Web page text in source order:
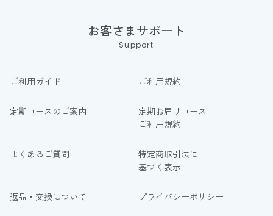
お客さまサポート
Support
ご利用ガイド ご利用規約
定期コースのご案内
定期お届けコース
ご利用規約
よくあるご質問
特定商取引法に
基づく表示
返品・交換について プライバシーポリシー